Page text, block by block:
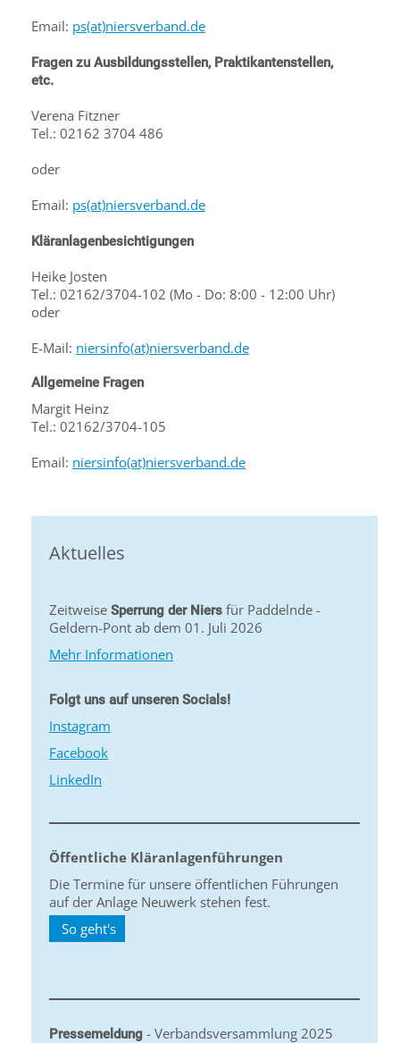
Email: ps(at)niersverband.de
Fragen zu Ausbildungsstellen, Praktikantenstellen,
etc.
Verena Fitzner
Tel.: 02162 3704 486
oder
Email: ps(at)niersverband.de
Kläranlagenbesichtigungen
Heike Josten
Tel.: 02162/3704-102 (Mo - Do: 8:00 - 12:00 Uhr)
oder
E-Mail: niersinfo(at)niersverband.de
Allgemeine Fragen
Margit Heinz
Tel.: 02162/3704-105
Email: niersinfo(at)niersverband.de
Aktuelles
Zeitweise Sperrung der Niers für Paddelnde -
Geldern-Pont ab dem 01. Juli 2026
Mehr Informationen
Folgt uns auf unseren Socials!
Instagram
Facebook
LinkedIn
Öffentliche Kläranlagenführungen
Die Termine für unsere öffentlichen Führungen
auf der Anlage Neuwerk stehen fest.
So geht's
Pressemeldung - Verbandsversammlung 2025